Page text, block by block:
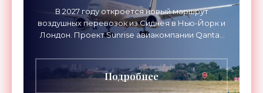
В 2027 году откроется новый маршрут
воздушных перевозок из Сиднея в Нью-Йорк и
Лондон. Проект Sunrise авиакомпании Qantas
длительностью до 24
Подробнее